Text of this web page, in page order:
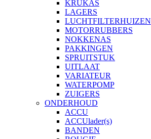
KRUKAS
LAGERS
LUCHTFILTERHUIZEN
MOTORRUBBERS
NOKKENAS
PAKKINGEN
SPRUITSTUK
UITLAAT
VARIATEUR
WATERPOMP
ZUIGERS
ONDERHOUD
ACCU
ACCUlader(s)
BANDEN